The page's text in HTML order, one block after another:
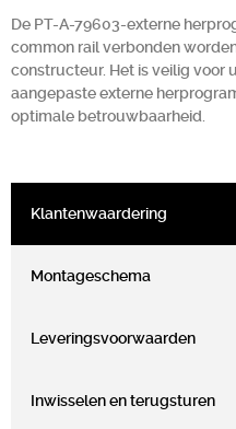
De PT-A-79603-externe
common rail verbonden
constructeur. Het is veilig voor
aangepaste externe
optimale betrouwbaarheid.
Klantenwaardering
Montageschema
Leveringsvoorwaarden
Inwisselen en terugsturen